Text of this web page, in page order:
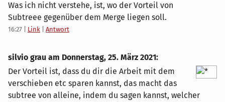
git-subtree-mainline:
diff --cc from_repo2/file2
Was ich nicht verstehe, ist, wo der Vorteil von
Subtreee gegenüber dem Merge liegen soll.
16:27 Link Antwort
silvio grau am Donnerstag, 25. März 2021:
Der Vorteil ist, dass du dir die Arbeit mit dem
verschieben etc sparen kannst, das macht das
subtree von alleine, indem du sagen kannst, welcher